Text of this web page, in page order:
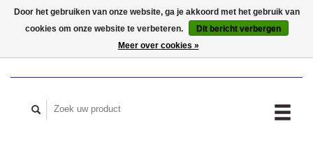
MIJN ACCOUNT
Door het gebruiken van onze website, ga je akkoord met het gebruik van
cookies om onze website te verbeteren.
Dit bericht verbergen
Meer over cookies »